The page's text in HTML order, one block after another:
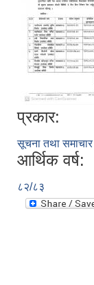
प्रकार:
सूचना तथा समाचार
आर्थिक वर्ष:
८२/८३